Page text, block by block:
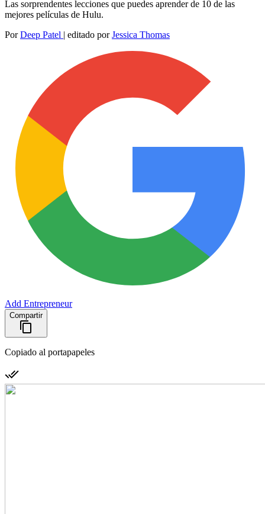
Las sorprendentes lecciones que puedes aprender de 10 de las
mejores películas de Hulu.
PorDeep Patel | editado porJessica Thomas
Add Entrepreneur
Compartir
Copiado al portapapeles